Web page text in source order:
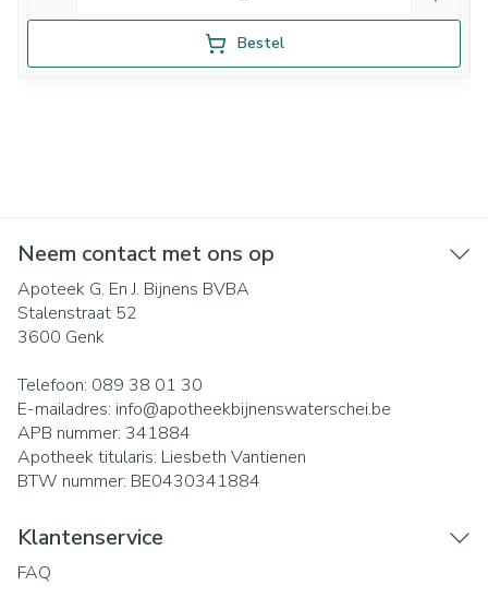
Bestel
Neem contact met ons op
Apoteek G. En J. Bijnens BVBA
Stalenstraat 52
3600 Genk
Telefoon: 089 38 01 30
E-mailadres: info@apotheekbijnenswaterschei.be
APB nummer: 341884
Apotheek titularis: Liesbeth Vantienen
BTW nummer: BE0430341884
Klantenservice
FAQ